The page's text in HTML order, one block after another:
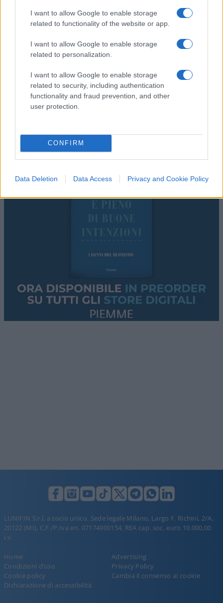
I want to allow Google to enable storage
related to functionality of the website or app.
I want to allow Google to enable storage
related to personalization.
I want to allow Google to enable storage
related to security, including authentication
functionality and fraud prevention, and other
user protection.
CONFIRM
Data Deletion Data Access Privacy and Cookie Policy
LUNIFIN S.r.l. a socio unico. Sede legale Milano, Largo F. Richini, 2/A,
20122 (MI), C.F./P.Iva en. 07174900154, REA cap. soc. euro 10.000,00
i.v.
Home
Advertising
Condizioni d’uso
Privacy Policy
Cookie policy
Cambia il consenso ai cookie
Dichiarazione di accessibilità